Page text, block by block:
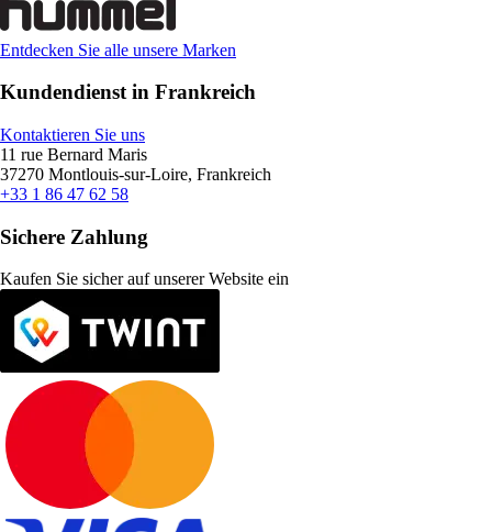
Entdecken Sie alle unsere Marken
Kundendienst in Frankreich
Kontaktieren Sie uns
11 rue Bernard Maris
37270 Montlouis-sur-Loire, Frankreich
+33 1 86 47 62 58
Sichere Zahlung
Kaufen Sie sicher auf unserer Website ein